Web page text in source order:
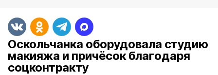
Оскольчанка оборудовала студию
макияжа и причёсок благодаря
соцконтракту